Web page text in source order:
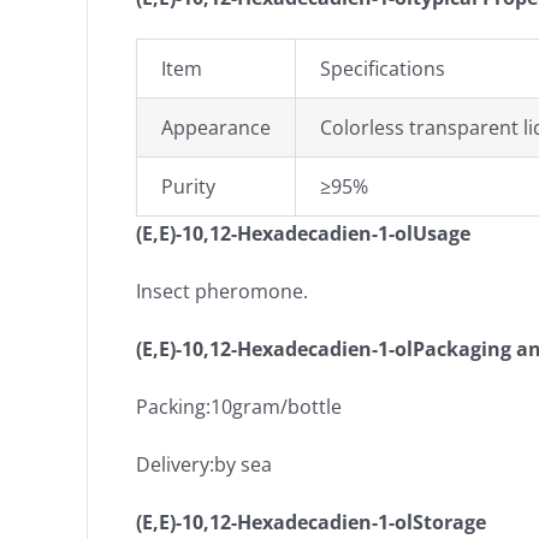
Item Specifications
Appearance Colorless transparent
Purity
≥95%
(E,E)-10,12-Hexadecadien-1-olUsage
Insect pheromone.
(E,E)-10,12-Hexadecadien-1-olPackaging
Packing:10gram/bottle
Delivery:by sea
(E,E)-10,12-Hexadecadien-1-olStorage